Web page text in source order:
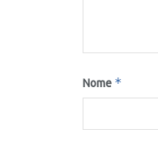
Nome *